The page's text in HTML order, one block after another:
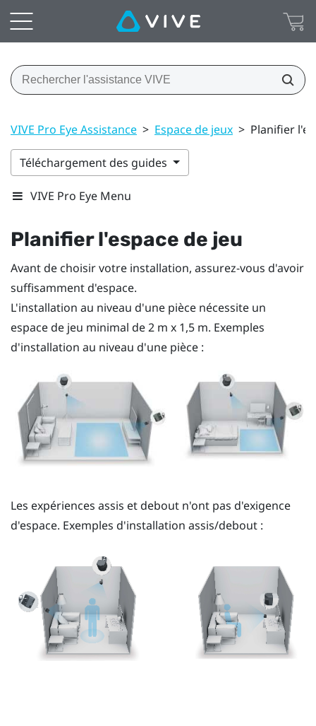
VIVE Pro Eye Assistance > Espace de jeux > Planifier
Téléchargement des guides
VIVE Pro Eye Menu
Planifier l'espace de jeu
Avant de choisir votre installation, assurez-vous d'avoir
suffisamment d'espace.
L'installation au niveau d'une pièce nécessite un
espace de jeu minimal de 2 m x 1,5 m. Exemples
d'installation au niveau d'une pièce :
Les expériences assis et debout n'ont pas d'exigence
d'espace. Exemples d'installation assis/debout :